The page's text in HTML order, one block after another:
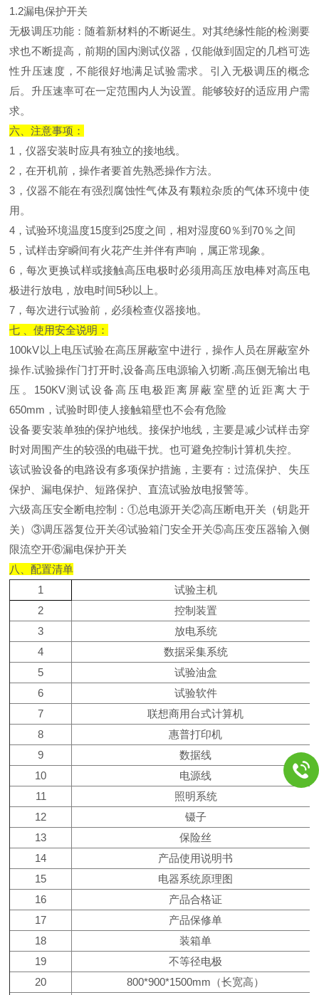
1.2漏电保护开关
无极调压功能：随着新材料的不断诞生。对其绝缘性能的检测要
求也不断提高，前期的国内测试仪器，仅能做到固定的几档可选
性升压速度，不能很好地满足试验需求。引入无极调压的概念
后。升压速率可在一定范围内人为设置。能够较好的适应用户需
求。
六、注意事项：
1，仪器安装时应具有独立的接地线。
2，在开机前，操作者要首先熟悉操作方法。
3，仪器不能在有强烈腐蚀性气体及有颗粒杂质的气体环境中使
用。
4，试验环境温度15度到25度之间，相对湿度60％到70％之间
5，试样击穿瞬间有火花产生并伴有声响，属正常现象。
6，每次更换试样或接触高压电极时必须用高压放电棒对高压电
极进行放电，放电时间5秒以上。
7，每次进行试验前，必须检查仪器接地。
七 、使用安全说明：
100kV以上电压试验在高压屏蔽室中进行，操作人员在屏蔽室外
操作.试验操作门打开时,设备高压电源输入切断.高压侧无输出电
压。150KV测试设备高压电极距离屏蔽室壁的近距离大于
650mm，试验时即使人接触箱壁也不会有危险
设备要安装单独的保护地线。接保护地线，主要是减少试样击穿
时对周围产生的较强的电磁干扰。也可避免控制计算机失控。
该试验设备的电路设有多项保护措施，主要有：过流保护、失压
保护、漏电保护、短路保护、直流试验放电报警等。
六级高压安全断电控制：①总电源开关②高压断电开关（钥匙开
关）③调压器复位开关④试验箱门安全开关⑤高压变压器输入侧
限流空开⑥漏电保护开关
八、配置清单
1
试验主机
2
控制装置
3
放电系统
4
数据采集系统
5
试验油盒
6
试验软件
7
联想商用台式计算机
8
惠普打印机
9
数据线
10
电源线
11
照明系统
12
镊子
13
保险丝
14
产品使用说明书
15
电器系统原理图
16
产品合格证
17
产品保修单
18
装箱单
19
不等径电极
20
800*900*1500mm（长宽高）